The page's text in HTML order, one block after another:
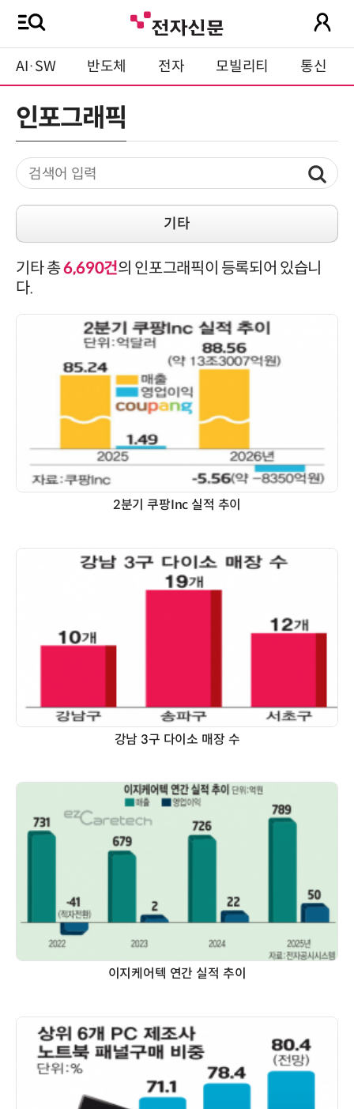
AI·SW 반도체 전자 모빌리티 통신
인포그래픽
기타
기타 총6,690건의 인포그래픽이 등록되어 있습니
다.
2분기 쿠팡Inc 실적 추이
강남 3구 다이소 매장 수
이지케어텍 연간 실적 추이